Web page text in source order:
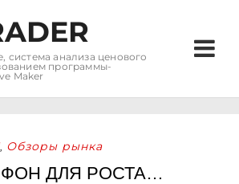
система анализа ценового
программы-
Maker
, Обзоры рынка
ДЛЯ РОСТА…